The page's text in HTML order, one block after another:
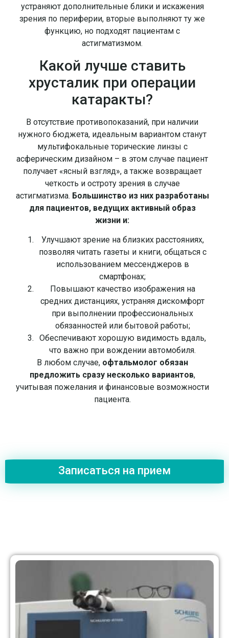
устраняют дополнительные блики и искажения
зрения по периферии, вторые выполняют ту же
функцию, но подходят пациентам с
астигматизмом.
Какой лучше ставить
хрусталик при операции
катаракты?
В отсутствие противопоказаний, при наличии
нужного бюджета, идеальным вариантом станут
мультифокальные торические линзы с
асферическим дизайном – в этом случае пациент
получает «ясный взгляд», а также возвращает
четкость и остроту зрения в случае
астигматизма. Большинство из них разработаны
для пациентов, ведущих активный образ
жизни и:
Улучшают зрение на близких расстояниях,
позволяя читать газеты и книги, общаться с
использованием мессенджеров в
смартфонах;
Повышают качество изображения на
средних дистанциях, устраняя дискомфорт
при выполнении профессиональных
обязанностей или бытовой работы;
Обеспечивают хорошую видимость вдаль,
что важно при вождении автомобиля.
В любом случае, офтальмолог обязан
предложить сразу несколько вариантов,
учитывая пожелания и финансовые возможности
пациента.
Записаться на прием